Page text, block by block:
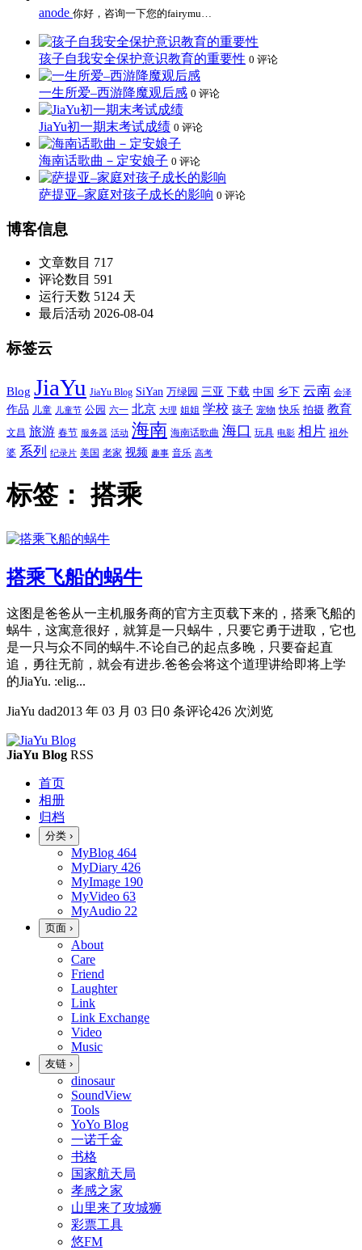
anode 你好，咨询一下您的fairymu…
孩子自我安全保护意识教育的重要性 0 评论
一生所爱–西游降魔观后感 0 评论
JiaYu初一期末考试成绩 0 评论
海南话歌曲－定安娘子 0 评论
萨提亚–家庭对孩子成长的影响 0 评论
博客信息
文章数目 717
评论数目 591
运行天数 5124 天
最后活动 2026-08-04
标签云
Blog JiaYu JiaYu Blog SiYan 万绿园 三亚 下载 中国 乡下 云南 会泽
作品 儿童 儿童节 公园 六一 北京 大理 姐姐 学校 孩子 宠物 快乐 拍摄 教育
文昌 旅游 春节 服务器 活动 海南 海南话歌曲 海口 玩具 电影 相片 祖外
婆 系列 纪录片 美国 老家 视频 趣事 音乐 高考
标签：搭乘
搭乘飞船的蜗牛
这图是爸爸从一主机服务商的官方主页载下来的，搭乘飞船的
蜗牛，这寓意很好，就算是一只蜗牛，只要它勇于进取，它也
是一只与众不同的蜗牛.不论自己的起点多晚，只要奋起直
追，勇往无前，就会有进步.爸爸会将这个道理讲给即将上学
的JiaYu. :elig...
JiaYu dad2013 年 03 月 03 日 0 条评论426 次浏览
JiaYu Blog RSS
首页
相册
归档
分类 ›
MyBlog 464
MyDiary 426
MyImage 190
MyVideo 63
MyAudio 22
页面 ›
About
Care
Friend
Laughter
Link
Link Exchange
Video
Music
友链 ›
dinosaur
SoundView
Tools
YoYo Blog
一诺千金
书格
国家航天局
孝感之家
山里来了攻城狮
彩票工具
悠FM